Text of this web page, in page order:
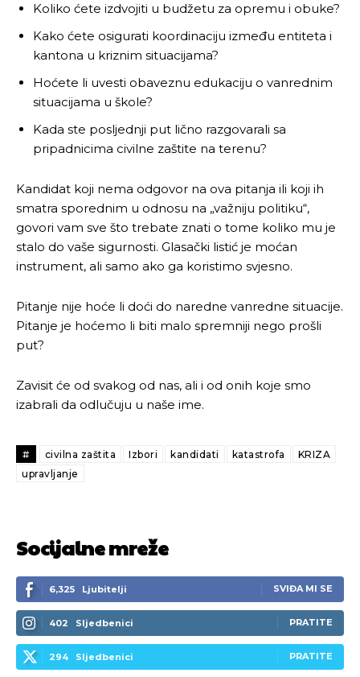
Koliko ćete izdvojiti u budžetu za opremu i obuke?
Kako ćete osigurati koordinaciju između entiteta i
kantona u kriznim situacijama?
Hoćete li uvesti obaveznu edukaciju o vanrednim
situacijama u škole?
Kada ste posljednji put lično razgovarali sa
pripadnicima civilne zaštite na terenu?
Kandidat koji nema odgovor na ova pitanja ili koji ih
smatra sporednim u odnosu na „važniju politiku“,
govori vam sve što trebate znati o tome koliko mu je
stalo do vaše sigurnosti. Glasački listić je moćan
instrument, ali samo ako ga koristimo svjesno.
Pitanje nije hoće li doći do naredne vanredne situacije.
Pitanje je hoćemo li biti malo spremniji nego prošli
put?
Zavisit će od svakog od nas, ali i od onih koje smo
izabrali da odlučuju u naše ime.
# civilna zaštita Izbori kandidati katastrofa
KRIZA
upravljanje
Socijalne mreže
6,325 Ljubitelji SVIĐA MI SE
402 Sljedbenici PRATITE
294 Sljedbenici PRATITE